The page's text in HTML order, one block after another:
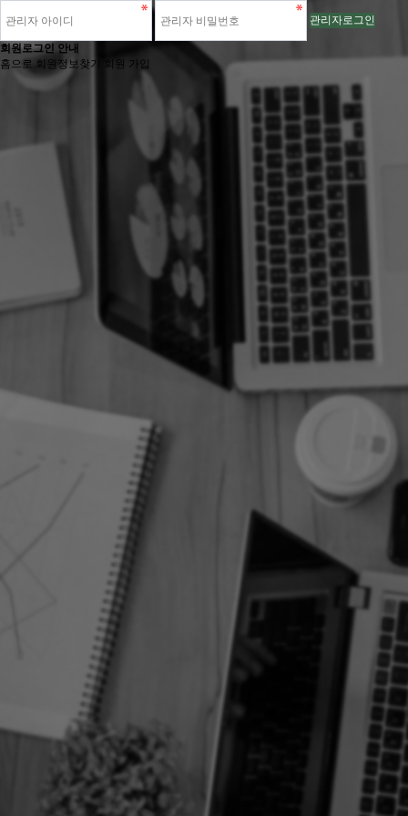
관리자로그인
회원로그인 안내
홈으로 회원정보찾기 회원 가입